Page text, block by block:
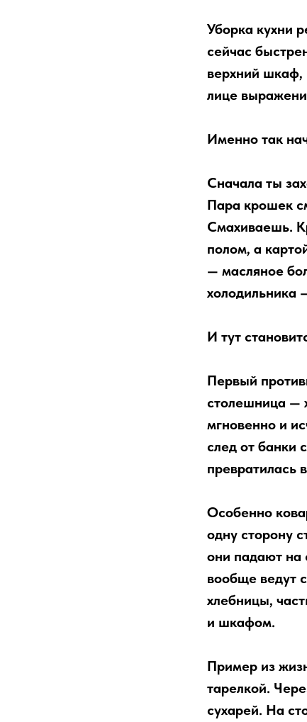
Уборка кухни
сейчас
верхний шкаф,
лице
Именно так
Сначала ты
Пара крошек
Смахиваешь.
полом, а
— масляное
холодильника
И тут
Первый
столешница —
мгновенно и
след от банки
превратилась
Особенно
одну сторону
они падают на
вообще ведут
хлебницы,
и шкафом.
Пример из
тарелкой.
сухарей. На